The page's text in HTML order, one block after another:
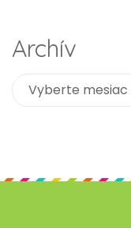
Archív